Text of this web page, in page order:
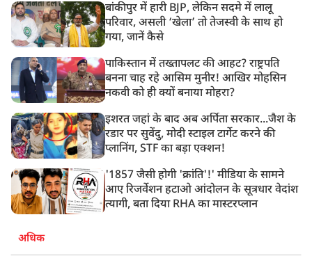
बांकीपुर में हारी BJP, लेकिन सदमे में लालू
परिवार, असली ‘खेला’ तो तेजस्वी के साथ हो
गया, जानें कैसे
पाकिस्तान में तख्तापलट की आहट? राष्ट्रपति
बनना चाह रहे आसिम मुनीर! आखिर मोहसिन
नकवी को ही क्यों बनाया मोहरा?
इशरत जहां के बाद अब अर्पिता सरकार...जैश के
रडार पर सुवेंदु, मोदी स्टाइल टार्गेट करने की
प्लानिंग, STF का बड़ा एक्शन!
'1857 जैसी होगी 'क्रांति'!' मीडिया के सामने
आए रिजर्वेशन हटाओ आंदोलन के सूत्रधार वेदांश
त्यागी, बता दिया RHA का मास्टरप्लान
अधिक